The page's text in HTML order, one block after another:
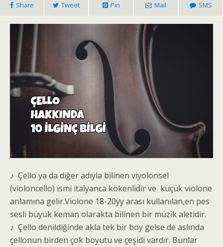
Share Tweet Pin Mail SMS
♪ Çello ya da diğer adıyla bilinen viyolonsel
(violoncello) ismi italyanca kökenlidir ve küçük violone
anlamına gelir.Violone 18-20yy arası kullanılan,en pes
sesli büyük keman olarakta bilinen bir müzik aletidir.
♪ Çello denildiğinde akla tek bir boy gelse de aslında
çellonun birden çok boyutu ve çeşidi vardır. Bunlar